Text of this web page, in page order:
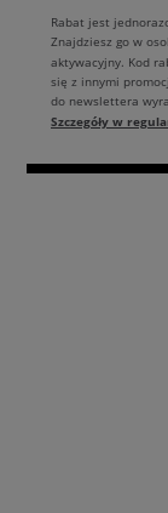
Rabat jest
Znajdziesz go w
aktywacyjny. Kod
się z innymi
do newslettera
Szczegóły w